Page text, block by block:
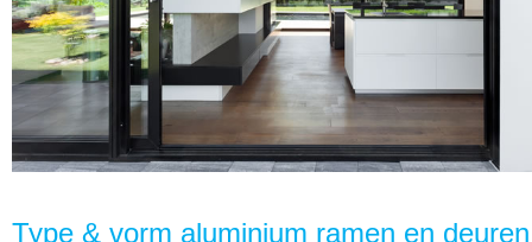
Type & vorm aluminium ramen en deuren